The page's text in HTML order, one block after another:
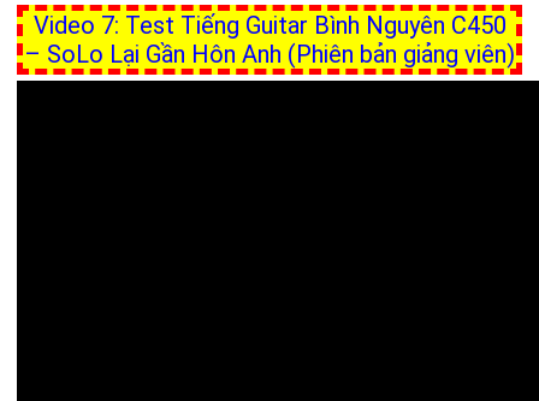
Video 7: Test Tiếng Guitar Bình Nguyên C450
– SoLo Lại Gần Hôn Anh (Phiên bản giảng viên)